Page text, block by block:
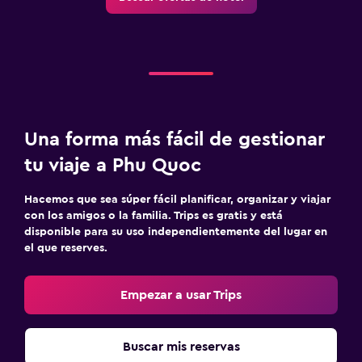
Una forma más fácil de gestionar
tu viaje a Phu Quoc
Hacemos que sea súper fácil planificar, organizar y viajar
con los amigos o la familia. Trips es gratis y está
disponible para su uso independientemente del lugar en
el que reserves.
Empezar a usar Trips
Buscar mis reservas